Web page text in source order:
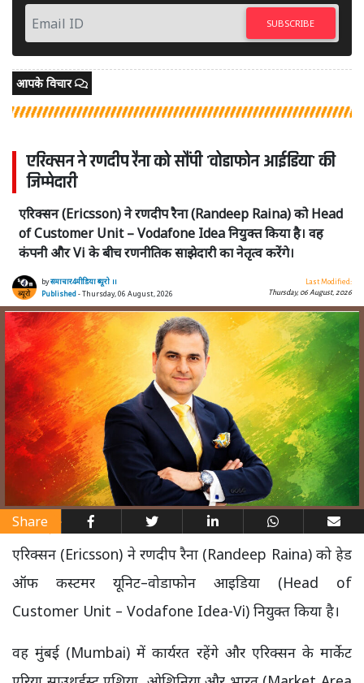
SUBSCRIBE
आपके विचार
एरिक्सन ने रणदीप रैना को सौंपी 'वोडाफोन आईडिया' की
जिम्मेदारी
एरिक्सन (Ericsson) ने रणदीप रैना (Randeep Raina) को Head
of Customer Unit – Vodafone Idea नियुक्त किया है। वह
कंपनी और Vi के बीच रणनीतिक साझेदारी का नेतृत्व करेंगे।
byसमाचार4मीडिया ब्यूरो ।।
Published- Thursday, 06 August, 2026
Last Modified:
Thursday, 06 August, 2026
Share
एरिक्सन (Ericsson) ने रणदीप रैना (Randeep Raina) को हेड
ऑफ कस्टमर यूनिट–वोडाफोन आइडिया (Head of
Customer Unit – Vodafone Idea-Vi) नियुक्त किया है।
वह मुंबई (Mumbai) में कार्यरत रहेंगे और एरिक्सन के मार्केट